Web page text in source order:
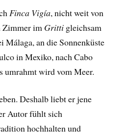
Finca Vigía, nicht weit von
Zimmer im Gritti gleichsam
Málaga, an die Sonnenküste
in Mexiko, nach Cabo
umrahmt wird vom Meer.
Deshalb liebt er jene
Autor fühlt sich
hochhalten und